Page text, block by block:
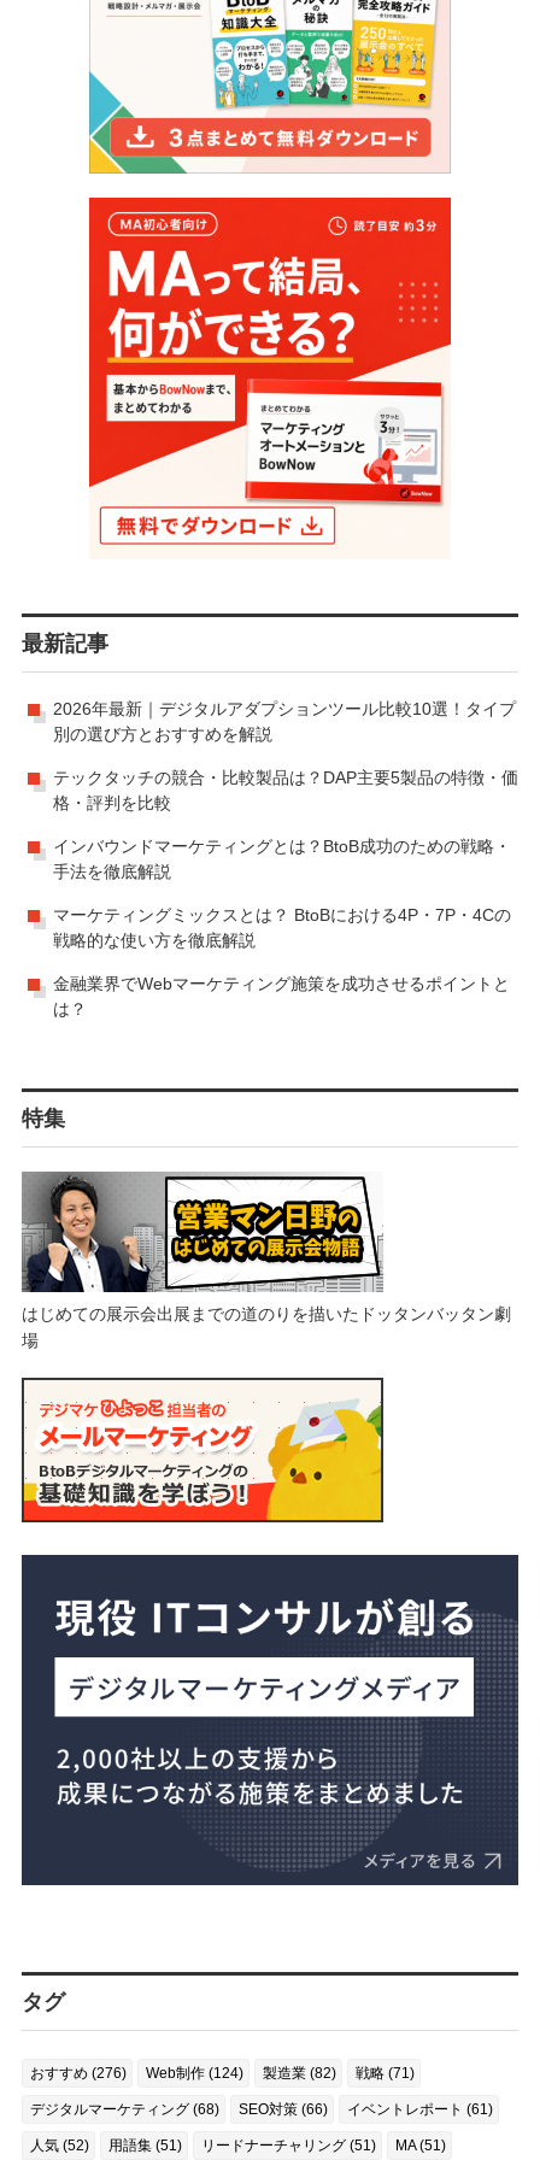
最新記事
2026年最新｜デジタルアダプションツール比較10選！タイプ
別の選び方とおすすめを解説
テックタッチの競合・比較製品は？DAP主要5製品の特徴・価
格・評判を比較
インバウンドマーケティングとは？BtoB成功のための戦略・
手法を徹底解説
マーケティングミックスとは？ BtoBにおける4P・7P・4Cの
戦略的な使い方を徹底解説
金融業界でWebマーケティング施策を成功させるポイントと
は？
特集
はじめての展示会出展までの道のりを描いたドッタンバッタン劇
場
タグ
おすすめ (276) Web制作 (124) 製造業 (82) 戦略 (71)
デジタルマーケティング (68) SEO対策 (66) イベントレポート (61)
人気 (52) 用語集 (51) リードナーチャリング (51) MA (51)